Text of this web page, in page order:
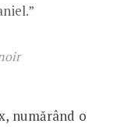
numărând o